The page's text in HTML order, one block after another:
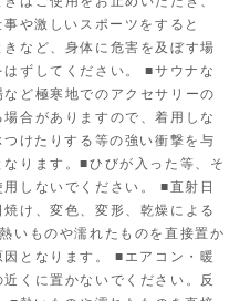
や激しいスポーツをすると
など、身体に危害を及ぼす場
ずしてください。 ■サウナな
ど極寒地でのアクセサリーの
合がありますので、着用しな
けたりする等の強い衝撃を与
ります。■ひびが入った等、そ
しないでください。 ■直射日
け、変色、変形、乾燥による
いものや濡れたものを直接置か
となります。 ■エアコン・暖
くに置かないでください。反